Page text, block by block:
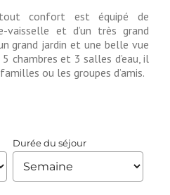
confort est équipé de
et d’un très grand
grand jardin et une belle vue
chambres et 3 salles d’eau, il
ou les groupes d’amis.